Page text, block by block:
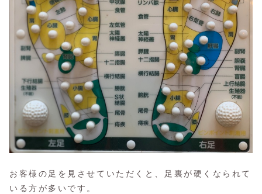
お客様の足を見させていただくと、足裏が硬くなられて
いる方が多いです。